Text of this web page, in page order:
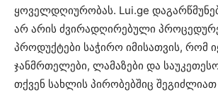
ყოველდღიურობას. Lui.ge
არ არის ძვირადღირებული
პროდუქტები საჭირო იმისათვის, რომ
ჯანმრთელები, ლამაზები და
თქვენ სახლის პირობებშიც